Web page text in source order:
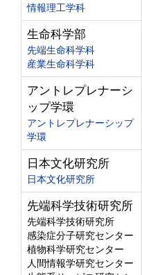
情報理工学科
生命科学部
先端生命科学科
産業生命科学科
アントレプレナーシ
ップ学環
アントレプレナーシップ
学環
日本文化研究所
日本文化研究所
先端科学技術研究所
先端科学技術研究所
感染症分子研究センター
植物科学研究センター
人間情報学研究センター